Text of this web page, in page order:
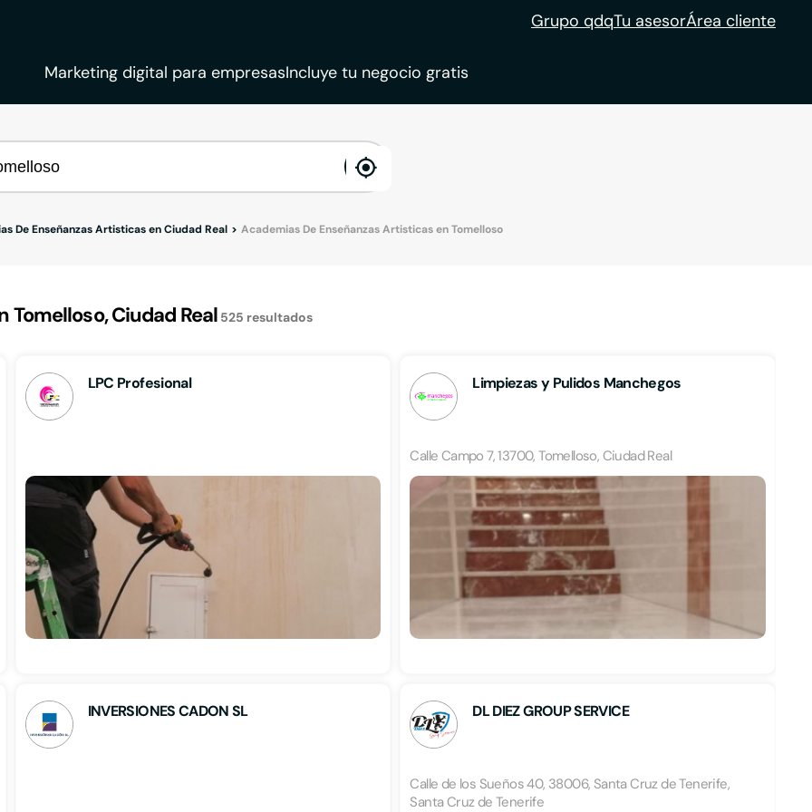
Grupo qdqTu asesorÁrea cliente
Marketing digital para empresasIncluye tu negocio gratis
enable
De Enseñanzas Artisticas en Ciudad Real Academias De Enseñanzas Artisticas en Tomelloso
Ciudad Real 525 resultados
LPC Profesional Limpiezas y Pulidos Manchegos
Calle Campo 7, 13700, Tomelloso, Ciudad Real
INVERSIONES CADON SL DL DIEZ GROUP SERVICE
Calle de los Sueños 40, 38006, Santa Cruz de Tenerife,
Santa Cruz de Tenerife